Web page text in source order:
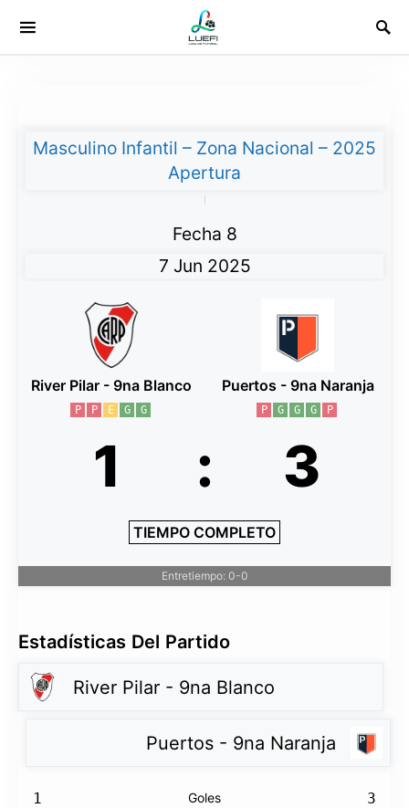
Masculino Infantil – Zona Nacional – 2025
Apertura
Fecha 8
7 Jun 2025
River Pilar - 9na Blanco
P P E G G
1 : 3
TIEMPO COMPLETO
Puertos - 9na Naranja
P G G G P
Entretiempo: 0-0
Estadísticas Del Partido
River Pilar - 9na Blanco
Puertos - 9na Naranja
1 Goles 3